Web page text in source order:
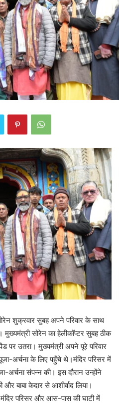
शुक्रवार सुबह अपने परिवार के साथ
मुख्यमंत्री सोरेन का हेलीकॉप्टर सुबह ठीक
पर उतरा। मुख्यमंत्री अपने पूरे परिवार
अर्चना के लिए पहुँचे थे।मंदिर परिसर में
अर्चना संपन्न की। इस दौरान उन्होंने
बाबा केदार से आशीर्वाद लिया।
परिसर और आस-पास की घाटी में